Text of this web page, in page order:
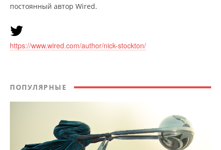
постоянный автор Wired.
https://www.wired.com/author/nick-stockton/
ПОПУЛЯРНЫЕ